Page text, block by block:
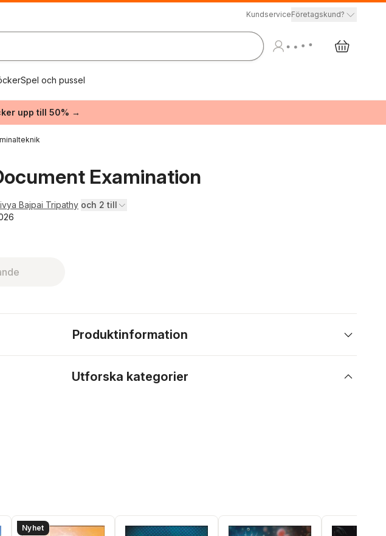
KundserviceFöretagskund?
Spel och pussel
upp till 50% →
Examination
Bajpai Tripathy och 2 till
Produktinformation
Utforska kategorier
Nyhet